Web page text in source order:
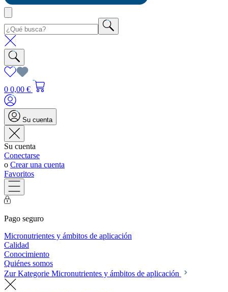
0 0,00 €
Su cuenta
Su cuenta
Conectarse
o Crear una cuenta
Favoritos
Pago seguro
Micronutrientes y ámbitos de aplicación
Calidad
Conocimiento
Quiénes somos
Zur Kategorie Micronutrientes y ámbitos de aplicación